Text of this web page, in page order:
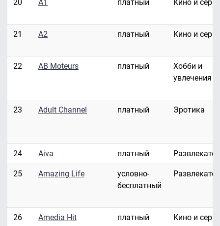
20 A1 платный Кино и
21 A2 платный Кино и
22 AB Moteurs платный
Хобби и
увлечения
23 Adult Channel платный Эротика
24 Aiva платный
25 Amazing Life
условно-
бесплатный
26 Amedia Hit платный Кино и